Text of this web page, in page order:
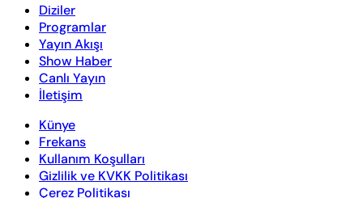
Diziler
Programlar
Yayın Akışı
Show Haber
Canlı Yayın
İletişim
Künye
Frekans
Kullanım Koşulları
Gizlilik ve KVKK Politikası
Çerez Politikası